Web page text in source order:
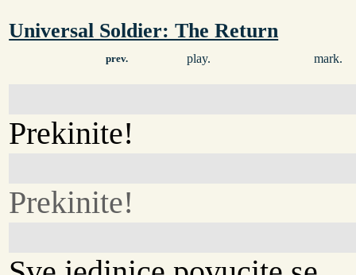
Universal Soldier: The Return
prev. play. mark.
Prekinite!
Prekinite!